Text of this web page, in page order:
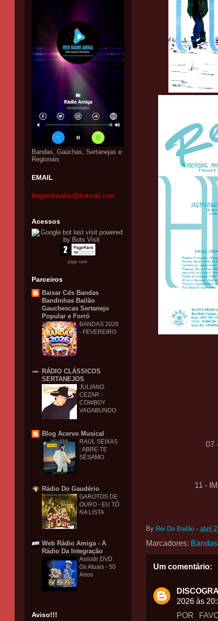
07
11 -
By Rei Do Bailão - abril
Marcadores: Bandas
Um comentário:
2026 às
POR
Bandas, Gaúchas, Sertanejas e
Regionais
EMAIL
blogreidobailao@hotmail.com
Acessos
page rank
Parceiros
Baixar Cds Bandas
Bandinhas Bailão
Gauchescas Sertanejo
Popular e Forró
BANDAS 2026
- FEVEREIRO
RÁDIO CLÁSSICOS
SERTANEJOS
JULIANO
CEZAR -
COWBOY
VAGABUNDO
Blog Acervo Musical
RAUL SEIXAS
: ABRE-TE
SÉSAMO
Rádio Do Gaudério
GAROTOS DE
OURO - EU TÔ
NA LISTA
Web Rádio Amiga - A
Rádio Da Integração
Assistir DVD
Os Atuais - 50
Anos
Aviso!!!